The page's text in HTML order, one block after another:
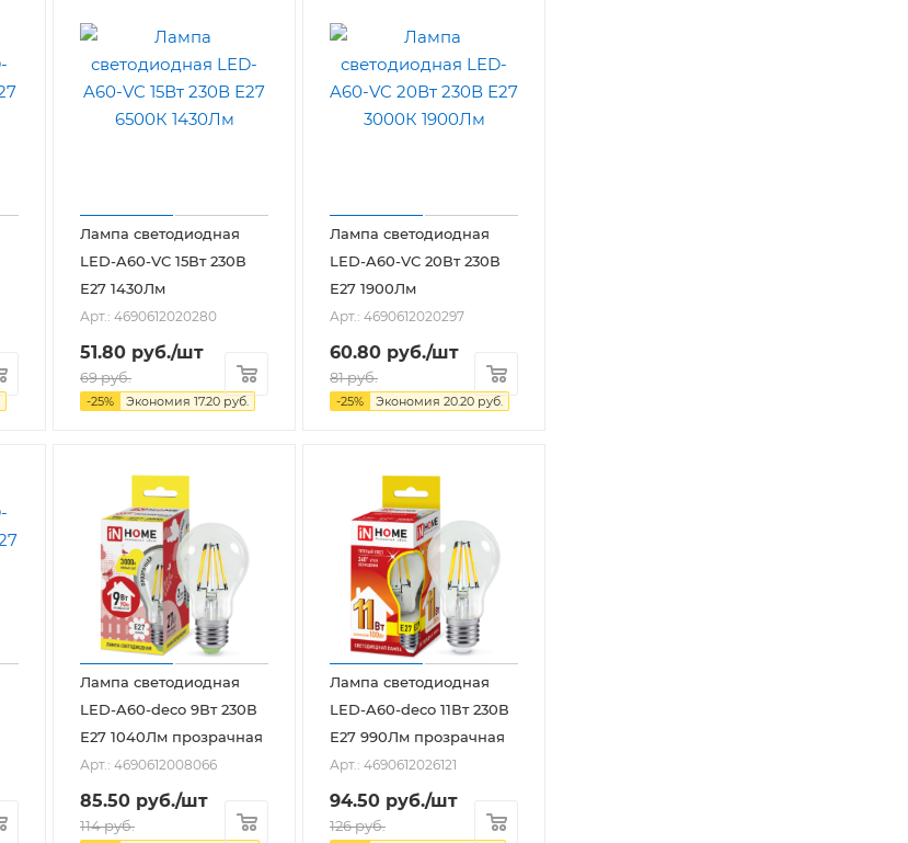
Лампа светодиодная
LED-A60-VC 15Вт 230В
Е27 1430Лм
Арт.: 4690612020280
51.80 руб./шт
69руб.
-25% Экономия 17.20 руб.
Лампа светодиодная
LED-A60-VC 20Вт 230В
Е27 1900Лм
Арт.: 4690612020297
60.80 руб./шт
81руб.
-25% Экономия 20.20 руб.
Лампа светодиодная
LED-A60-deco 9Вт 230В
Е27 1040Лм прозрачная
Арт.: 4690612008066
85.50 руб./шт
114руб.
Лампа светодиодная
LED-A60-deco 11Вт 230В
Е27 990Лм прозрачная
Арт.: 4690612026121
94.50 руб./шт
126руб.